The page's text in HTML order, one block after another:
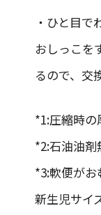
・ひと目で
おしっこを
るので、交
*1:圧縮時の
*2:石油油剤
*3:軟便が
新生児サイ